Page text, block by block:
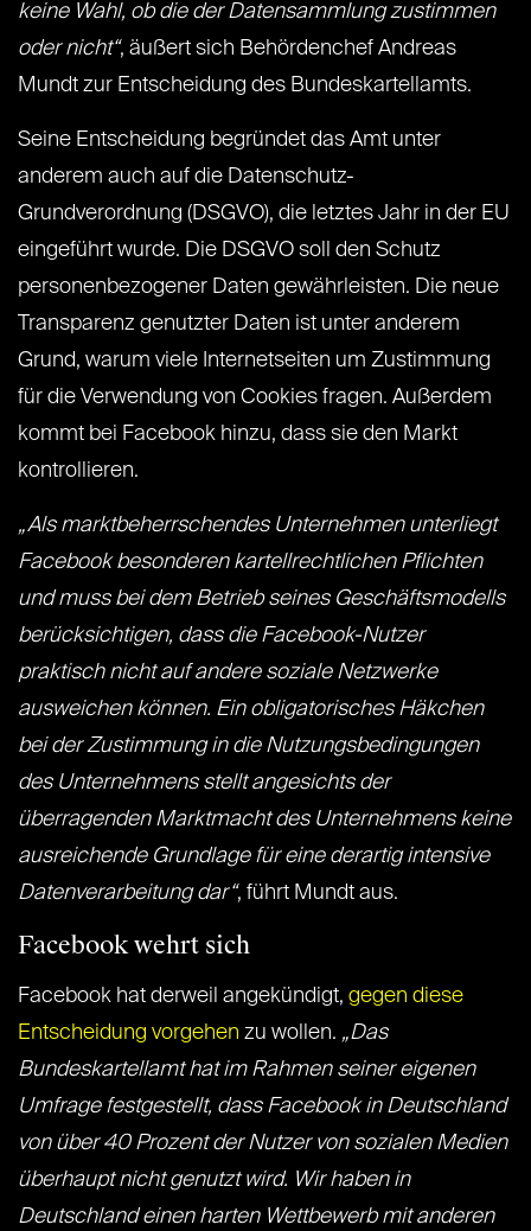
keine Wahl, ob die der Datensammlung zustimmen
oder nicht“, äußert sich Behördenchef Andreas
Mundt zur Entscheidung des Bundeskartellamts.
Seine Entscheidung begründet das Amt unter
anderem auch auf die Datenschutz-
Grundverordnung (DSGVO), die letztes Jahr in der EU
eingeführt wurde. Die DSGVO soll den Schutz
personenbezogener Daten gewährleisten. Die neue
Transparenz genutzter Daten ist unter anderem
Grund, warum viele Internetseiten um Zustimmung
für die Verwendung von Cookies fragen. Außerdem
kommt bei Facebook hinzu, dass sie den Markt
kontrollieren.
„Als marktbeherrschendes Unternehmen unterliegt
Facebook besonderen kartellrechtlichen Pflichten
und muss bei dem Betrieb seines Geschäftsmodells
berücksichtigen, dass die Facebook-Nutzer
praktisch nicht auf andere soziale Netzwerke
ausweichen können. Ein obligatorisches Häkchen
bei der Zustimmung in die Nutzungsbedingungen
des Unternehmens stellt angesichts der
überragenden Marktmacht des Unternehmens keine
ausreichende Grundlage für eine derartig intensive
Datenverarbeitung dar“, führt Mundt aus.
Facebook wehrt sich
Facebook hat derweil angekündigt, gegen diese
Entscheidung vorgehen zu wollen. „Das
Bundeskartellamt hat im Rahmen seiner eigenen
Umfrage festgestellt, dass Facebook in Deutschland
von über 40 Prozent der Nutzer von sozialen Medien
überhaupt nicht genutzt wird. Wir haben in
Deutschland einen harten Wettbewerb mit anderen